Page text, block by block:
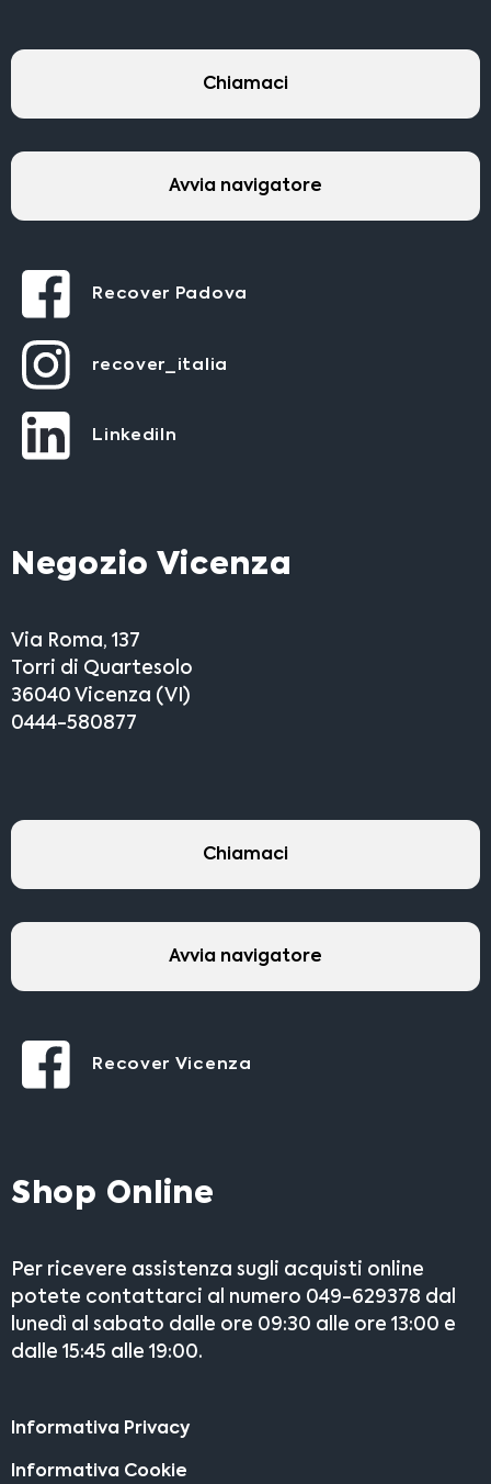
Chiamaci
Avvia navigatore
Recover Padova
recover_italia
LinkediIn
Negozio Vicenza
Via Roma, 137
Torri di Quartesolo
36040 Vicenza (VI)
0444-580877
Chiamaci
Avvia navigatore
Recover Vicenza
Shop Online
Per ricevere assistenza sugli acquisti online
potete contattarci al numero 049-629378 dal
lunedì al sabato dalle ore 09:30 alle ore 13:00 e
dalle 15:45 alle 19:00.
Informativa Privacy
Informativa Cookie